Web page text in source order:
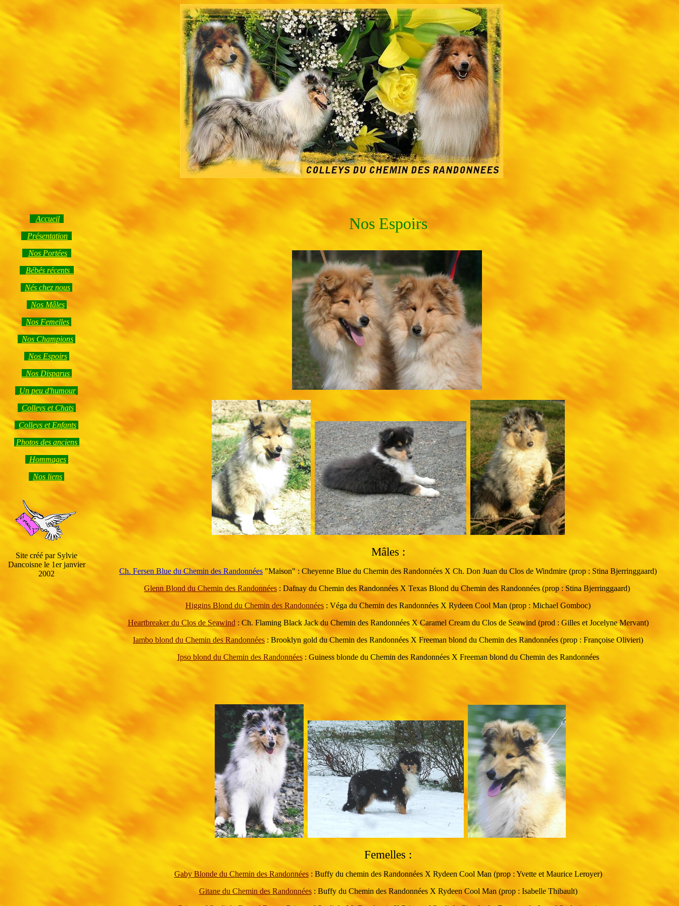
Accueil
Présentation
Nos Portées
Bébés récents
Nés chez nous
Nos Mâles
Nos Femelles
Nos Champions
Nos Espoirs
Nos Disparus
Un peu d'humour
Colleys et Chats
Colleys et Enfants
Photos des anciens
Hommages
Nos liens
Site créé par Sylvie
Dancoisne le 1er janvier
2002
Nos Espoirs
Mâles :
Ch. Fersen Blue du Chemin des Randonnées "Maison" : Cheyenne Blue du Chemin des Randonnées X Ch. Don Juan du Clos de Windmire (prop : Stina Bjerringgaard)
Glenn Blond du Chemin des Randonnées : Dafnay du Chemin des Randonnées X Texas Blond du Chemin des Randonnées (prop : Stina Bjerringgaard)
Higgins Blond du Chemin des Randonnées : Véga du Chemin des Randonnées X Rydeen Cool Man (prop : Michael Gomboc)
Heartbreaker du Clos de Seawind : Ch. Flaming Black Jack du Chemin des Randonnées X Caramel Cream du Clos de Seawind (prod : Gilles et Jocelyne Mervant)
Iambo blond du Chemin des Randonnées : Brooklyn gold du Chemin des Randonnées X Freeman blond du Chemin des Randonnées (prop : Françoise Olivieri)
Ipso blond du Chemin des Randonnées: Guiness blonde du Chemin des Randonnées X Freeman blond du Chemin des Randonnées
Femelles :
Gaby Blonde du Chemin des Randonnées: Buffy du chemin des Randonnées X Rydeen Cool Man (prop : Yvette et Maurice Leroyer)
Gitane du Chemin des Randonnées: Buffy du Chemin des Randonnées X Rydeen Cool Man (prop : Isabelle Thibault)